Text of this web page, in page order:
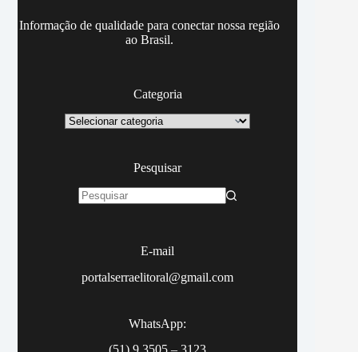
Informação de qualidade para conectar nossa região
ao Brasil.
Categoria
Categoria
Pesquisar
E-mail
portalserraelitoral@gmail.com
WhatsApp: